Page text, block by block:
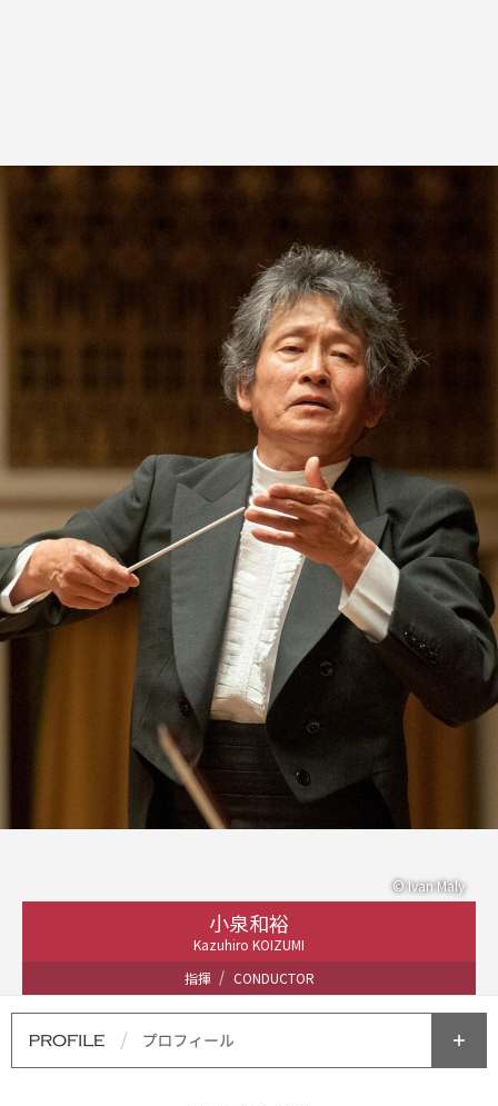
小泉和裕
Kazuhiro KOIZUMI
指揮
CONDUCTOR
© Ivan Maly